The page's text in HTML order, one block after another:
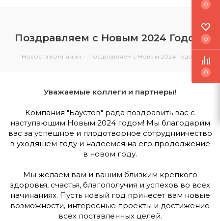
Поздравляем с Новым 2024 Годом!
Новости компании - Поздравляем с Новым 2024 Годом!
Уважаемые коллеги и партнеры!
Компания "Баустов" рада поздравить вас с
наступающим Новым 2024 годом! Мы благодарим
вас за успешное и плодотворное сотрудниичество
в уходящем году и надеемся на его продолжение
в новом году.
Мы желаем вам и вашим близким крепкого
здоровья, счастья, благополучия и успехов во всех
начинаниях. Пусть новый год принесет вам новые
возможности, интересные проекты и достижение
всех поставленных целей.
0
0
0